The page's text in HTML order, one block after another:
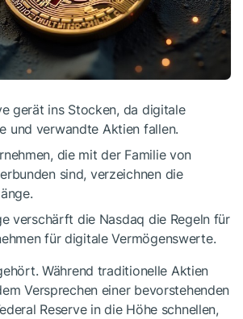
gerät ins Stocken, da digitale
und verwandte Aktien fallen.
die mit der Familie von
sind, verzeichnen die
verschärft die Nasdaq die Regeln für
für digitale Vermögenswerte.
Während traditionelle Aktien
Versprechen einer bevorstehenden
Reserve in die Höhe schnellen,